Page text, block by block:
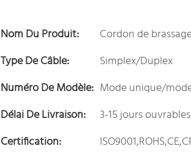
Nom Du Produit:
Cordon de
Type De Câble:
Simplex/Duplex
Numéro De Modèle: Mode unique/
Délai De Livraison:
3-15 jours ouvrables
Certification: